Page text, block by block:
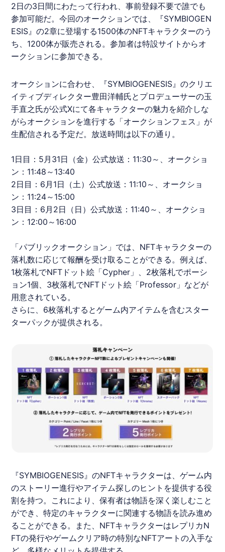
2日の3日間にわたって行われ、事前登録不要で誰でも
参加可能だ。今回のオークションでは、『SYMBIOGEN
ESIS 』の2章に登場する1500体のNFTキャラクターのう
ち、1200体が販売される。参加者は特設サイトからオ
ークションに参加できる。
オークションに合わせ、『SYMBIOGENESIS 』のクリエ
イティブディレクター豊田洋輔氏とプロデューサーの玉
手直之氏が公式Xにて各キャラクターの魅力を紹介しな
がらオークションを進行する「オークションフェス」が
生配信される予定だ。放送時間は以下の通り。
1日目：5月31日（金）公式放送：11:30～、オークショ
ン：11:48～13:40
2日目：6月1日（土）公式放送：11:10～、オークショ
ン：11:24～15:00
3日目：6月2日（日）公式放送：11:40～、オークショ
ン：12:00～16:00
「パブリックオークション」では、NFTキャラクターの
落札数に応じて報酬を受け取ることができる。例えば、
1枚落札でNFTドット絵「Cypher」、2枚落札でポーシ
ョン1個、3枚落札でNFTドット絵「Professor」などが
用意されている。
さらに、6枚落札するとゲーム内アイテムを含むスター
ターパックが提供される。
『SYMBIOGENESIS 』のNFTキャラクターは、ゲーム内
のストーリー進行やアイテム探しのヒントを提供する役
割を持つ。これにより、保有者は物語を深く楽しむこと
ができ、特定のキャラクターに関連する物語を読み進め
ることができる。また、NFTキャラクターはレプリカN
FTの発行やゲームクリア時の特別なNFTアートの入手な